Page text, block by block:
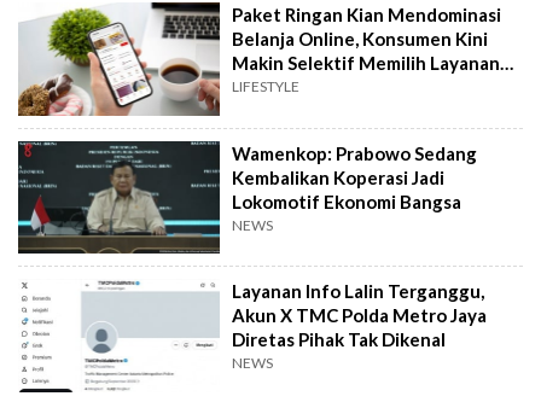
Paket Ringan Kian Mendominasi
Belanja Online, Konsumen Kini
Makin Selektif Memilih Layanan
Kirim
LIFESTYLE
Wamenkop: Prabowo Sedang
Kembalikan Koperasi Jadi
Lokomotif Ekonomi Bangsa
NEWS
Layanan Info Lalin Terganggu,
Akun X TMC Polda Metro Jaya
Diretas Pihak Tak Dikenal
NEWS